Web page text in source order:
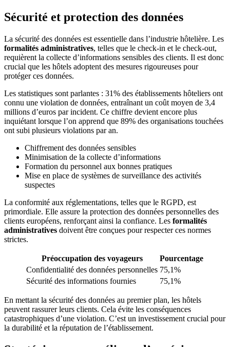
Sécurité et protection des données
La sécurité des données est essentielle dans l’industrie hôtelière. Les
formalités administratives, telles que le check-in et le check-out,
requièrent la collecte d’informations sensibles des clients. Il est donc
crucial que les hôtels adoptent des mesures rigoureuses pour
protéger ces données.
Les statistiques sont parlantes : 31% des établissements hôteliers ont
connu une violation de données, entraînant un coût moyen de 3,4
millions d’euros par incident. Ce chiffre devient encore plus
inquiétant lorsque l’on apprend que 89% des organisations touchées
ont subi plusieurs violations par an.
Chiffrement des données sensibles
Minimisation de la collecte d’informations
Formation du personnel aux bonnes pratiques
Mise en place de systèmes de surveillance des activités
suspectes
La conformité aux réglementations, telles que le RGPD, est
primordiale. Elle assure la protection des données personnelles des
clients européens, renforçant ainsi la confiance. Les formalités
administratives doivent être conçues pour respecter ces normes
strictes.
Préoccupation des voyageurs
Pourcentage
Confidentialité des données personnelles 75,1%
Sécurité des informations fournies
75,1%
En mettant la sécurité des données au premier plan, les hôtels
peuvent rassurer leurs clients. Cela évite les conséquences
catastrophiques d’une violation. C’est un investissement crucial pour
la durabilité et la réputation de l’établissement.